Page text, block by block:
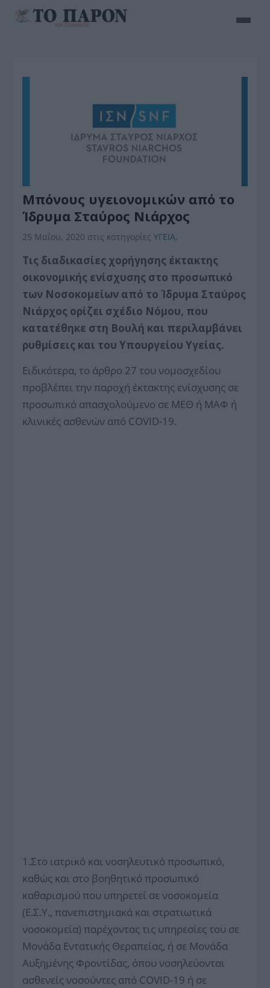
Μπόνους υγειονομικών από το
Ίδρυμα Σταύρος Νιάρχος
25 Μαΐου, 2020 στις κατηγορίεςΥΓΕΙΑ,
Τις διαδικασίες χορήγησης έκτακτης
οικονομικής ενίσχυσης στο προσωπικό
των Νοσοκομείων από το Ίδρυμα Σταύρος
Νιάρχος ορίζει σχέδιο Νόμου, που
κατατέθηκε στη Βουλή και περιλαμβάνει
ρυθμίσεις και του Υπουργείου Υγείας.
Ειδικότερα, το άρθρο 27 του νομοσχεδίου
προβλέπει την παροχή έκτακτης ενίσχυσης σε
προσωπικό απασχολούμενο σε ΜΕΘ ή ΜΑΦ ή
κλινικές ασθενών από COVID-19.
1.Στο ιατρικό και νοσηλευτικό προσωπικό,
καθώς και στο βοηθητικό προσωπικό
καθαρισμού που υπηρετεί σε νοσοκομεία
(Ε.Σ.Υ., πανεπιστημιακά και στρατιωτικά
νοσοκομεία) παρέχοντας τις υπηρεσίες του σε
Μονάδα Εντατικής Θεραπείας, ή σε Μονάδα
Αυξημένης Φροντίδας, όπου νοσηλεύονται
ασθενείς νοσούντες από COVID-19 ή σε